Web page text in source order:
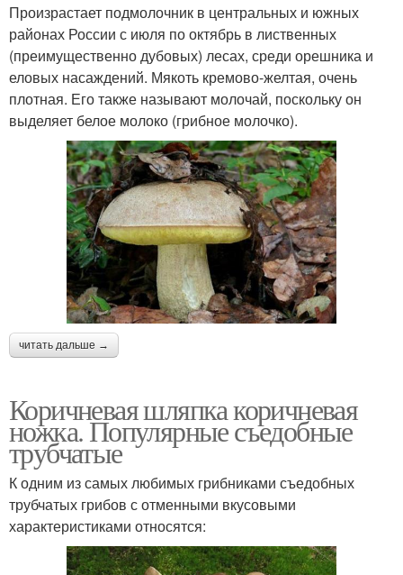
Произрастает подмолочник в центральных и южных
районах России с июля по октябрь в лиственных
(преимущественно дубовых) лесах, среди орешника и
еловых насаждений. Мякоть кремово-желтая, очень
плотная. Его также называют молочай, поскольку он
выделяет белое молоко (грибное молочко).
читать дальше →
Коричневая шляпка коричневая
ножка. Популярные съедобные
трубчатые
К одним из самых любимых грибниками съедобных
трубчатых грибов с отменными вкусовыми
характеристиками относятся: